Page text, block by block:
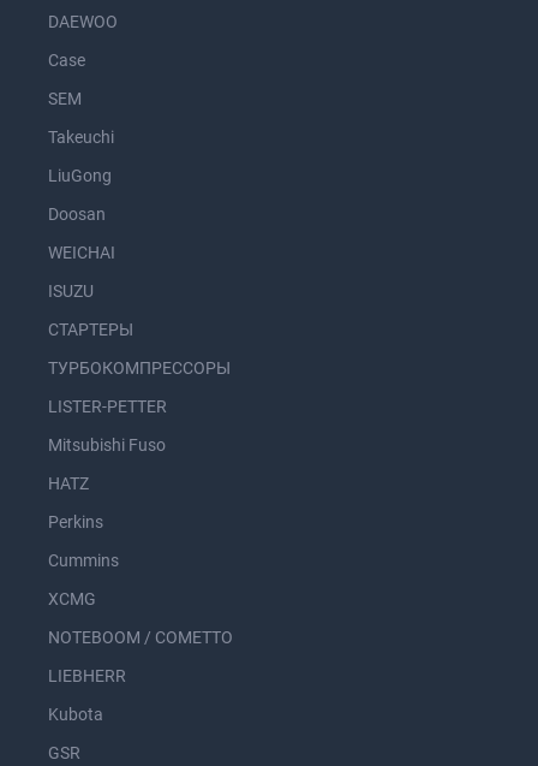
DAEWOO
Case
SEM
Takeuchi
LiuGong
Doosan
WEICHAI
ISUZU
СТАРТЕРЫ
ТУРБОКОМПРЕССОРЫ
LISTER-PETTER
Mitsubishi Fuso
HATZ
Perkins
Cummins
XCMG
NOTEBOOM / COMETTO
LIEBHERR
Kubota
GSR